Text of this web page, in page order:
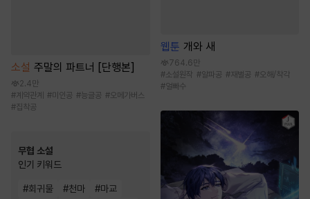
소설 주말의 파트너 [단행본]
2.4만
# 계약관계 #미인공 #능글공 #오메가버스
#집착공
무협 소설
인기 키워드
#회귀물 #천마 #마교
웹툰 개와 새
764.6만
#소설원작 #알파공 #재벌공 #오해/착각
#얼빠수